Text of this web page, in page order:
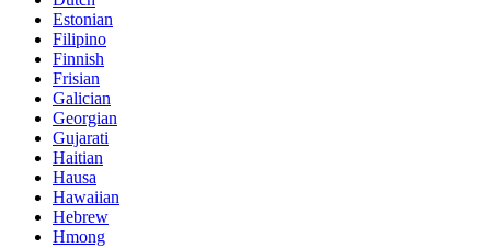
Estonian
Filipino
Finnish
Frisian
Galician
Georgian
Gujarati
Haitian
Hausa
Hawaiian
Hebrew
Hmong